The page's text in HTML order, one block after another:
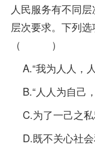
人民服务有不同
层次要求。下列
（ ）
A.“我为人人，
B.“人人为自己
C.为了一己之私
D.既不关心社会